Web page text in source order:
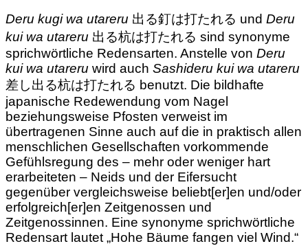
Deru kugi wa utareru 出る釘は打たれる und Deru
kui wa utareru 出る杭は打たれる sind synonyme
sprichwörtliche Redensarten. Anstelle von Deru
kui wa utareru wird auch Sashideru kui wa utareru
差し出る杭は打たれる benutzt. Die bildhafte
japanische Redewendung vom Nagel
beziehungsweise Pfosten verweist im
übertragenen Sinne auch auf die in praktisch allen
menschlichen Gesellschaften vorkommende
Gefühlsregung des – mehr oder weniger hart
erarbeiteten – Neids und der Eifersucht
gegenüber vergleichsweise beliebt[er]en und/oder
erfolgreich[er]en Zeitgenossen und
Zeitgenossinnen. Eine synonyme sprichwörtliche
Redensart lautet „Hohe Bäume fangen viel Wind.“